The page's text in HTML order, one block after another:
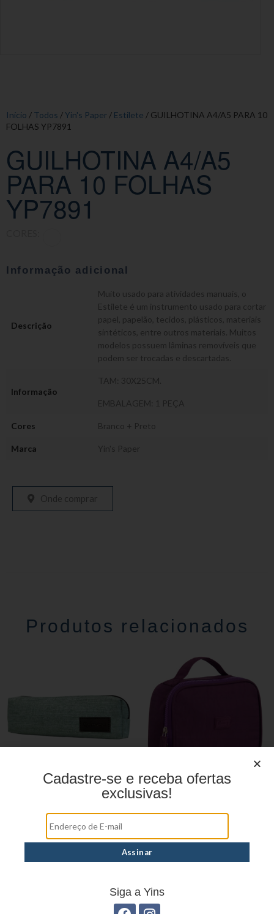
Início / Todos /Yin's Paper / Estilete / GUILHOTINA A4/A5 PARA 10
FOLHAS YP7891
GUILHOTINA A4/A5
PARA 10 FOLHAS
YP7891
Informação adicional
Descrição
Muito usado para atividades manuais, o
Estilete é um instrumento usado para cortar
papel, papelão, tecidos, plásticos, materiais
sintéticos, entre outros materiais. Muitos
modelos possuem lâminas removíveis que
podem ser trocadas e descartadas.
Informação
TAM: 30X25CM.
EMBALAGEM: 1 PEÇA
Cores Branco + Preto
Marca Yin's Paper
Onde comprar
Produtos relacionados
Estojo Juvenil YS27112 Estojo juvenil YS41026
Cadastre-se e receba ofertas
exclusivas!
Siga a Yins